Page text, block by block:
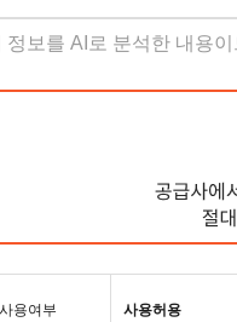
정보를 AI로 분석한 내용
용여부
사용허용